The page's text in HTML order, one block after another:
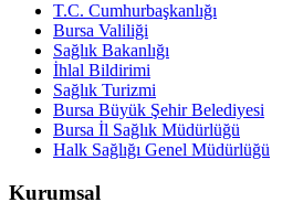
T.C. Cumhurbaşkanlığı
Bursa Valiliği
Sağlık Bakanlığı
İhlal Bildirimi
Sağlık Turizmi
Bursa Büyük Şehir Belediyesi
Bursa İl Sağlık Müdürlüğü
Halk Sağlığı Genel Müdürlüğü
Kurumsal